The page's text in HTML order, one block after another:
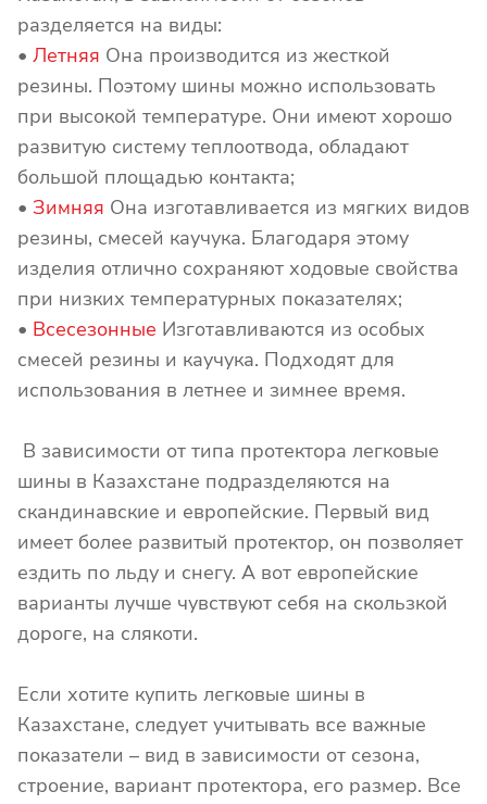
разделяется на виды:
• Летняя Она производится из жесткой
резины. Поэтому шины можно использовать
при высокой температуре. Они имеют хорошо
развитую систему теплоотвода, обладают
большой площадью контакта;
• Зимняя Она изготавливается из мягких видов
резины, смесей каучука. Благодаря этому
изделия отлично сохраняют ходовые свойства
при низких температурных показателях;
• Всесезонные Изготавливаются из особых
смесей резины и каучука. Подходят для
использования в летнее и зимнее время.
В зависимости от типа протектора легковые
шины в Казахстане подразделяются на
скандинавские и европейские. Первый вид
имеет более развитый протектор, он позволяет
ездить по льду и снегу. А вот европейские
варианты лучше чувствуют себя на скользкой
дороге, на слякоти.
Если хотите купить легковые шины в
Казахстане, следует учитывать все важные
показатели – вид в зависимости от сезона,
строение, вариант протектора, его размер. Все